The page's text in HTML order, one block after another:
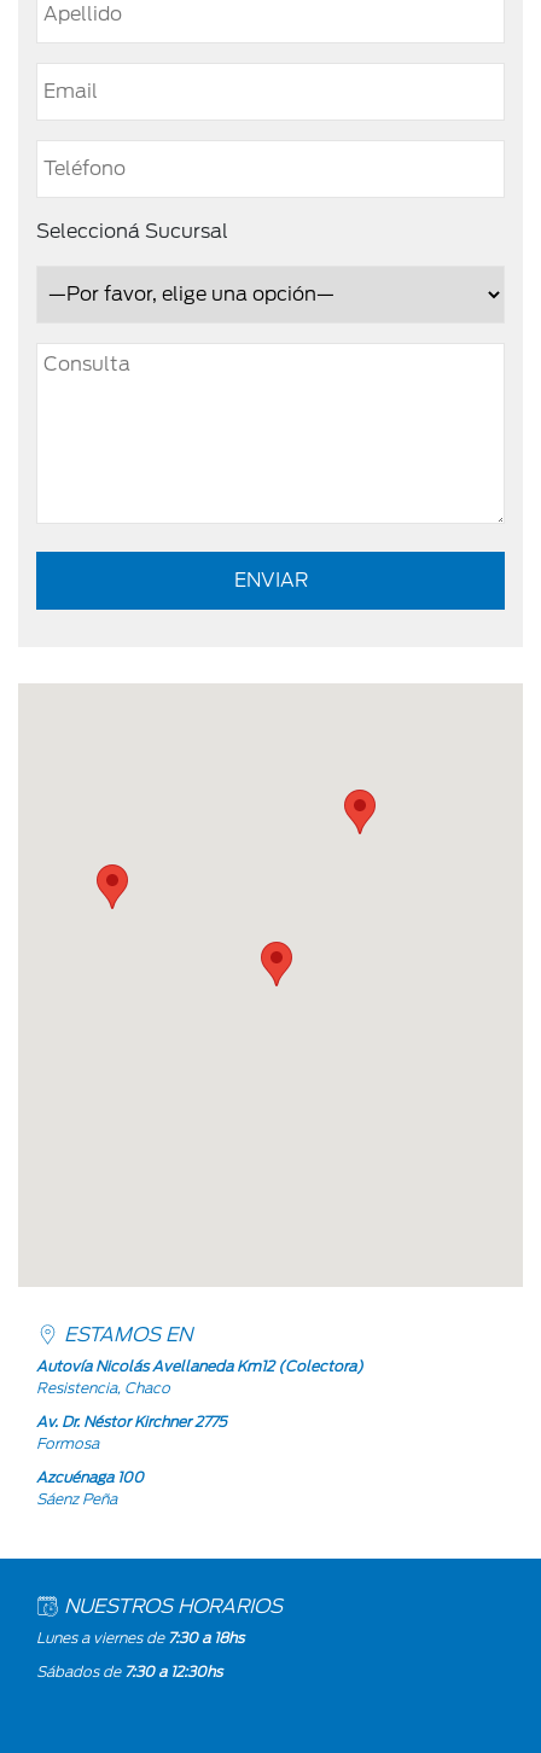
Seleccioná Sucursal
ESTAMOS EN
Autovía Nicolás Avellaneda Km12 (Colectora)
Resistencia, Chaco
Av. Dr. Néstor Kirchner 2775
Formosa
Azcuénaga 100
Sáenz Peña
NUESTROS HORARIOS
Lunes a viernes de 7:30 a 18hs
Sábados de 7:30 a 12:30hs